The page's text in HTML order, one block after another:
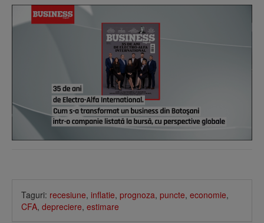
Taguri: recesiune, inflatie, prognoza, puncte, economie,
CFA, depreciere, estimare